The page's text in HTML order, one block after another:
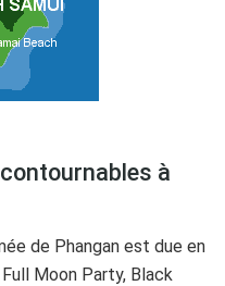
à
de Phangan est due en
Moon Party, Black